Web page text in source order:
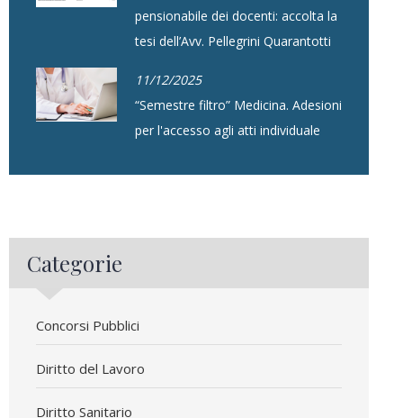
pensionabile dei docenti: accolta la
tesi dell’Avv. Pellegrini Quarantotti
11/12/2025
“Semestre filtro” Medicina. Adesioni
per l'accesso agli atti individuale
Categorie
Concorsi Pubblici
Diritto del Lavoro
Diritto Sanitario